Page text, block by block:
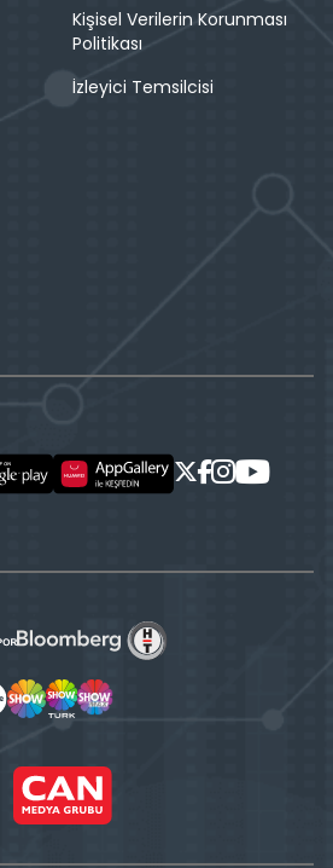
Kişisel Verilerin Korunması
Politikası
İzleyici Temsilcisi